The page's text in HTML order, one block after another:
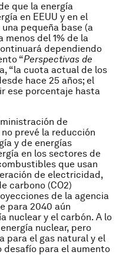
que la energía
en EEUU y en el
pequeña base (a
del 1% de la
dependiendo
“Perspectivas de
“la cuota actual de los
hace 25 años; el
ese porcentaje hasta
de
prevé la reducción
y de energías
en los sectores de
que usan
de electricidad,
carbono (CO2)
de la agencia
para 2040 aún
nuclear y el carbón. A lo
nuclear, pero
para el gas natural y el
para el aumento